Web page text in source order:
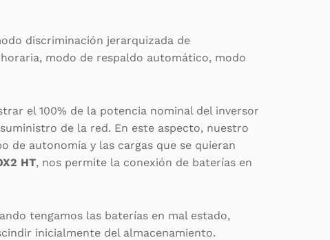
discriminación jerarquizada de
modo de respaldo automático, modo
el 100% de la potencia nominal del inversor
de la red. En este aspecto, nuestro
de autonomía y las cargas que se quieran
HT, nos permite la conexión de baterías en
tengamos las baterías en mal estado,
inicialmente del almacenamiento.